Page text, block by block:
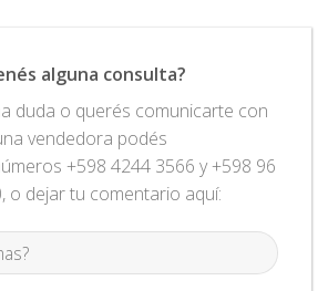
alguna consulta?
duda o querés comunicarte con
vendedora podés
+598 4244 3566 y +598 96
o dejar tu comentario aquí: